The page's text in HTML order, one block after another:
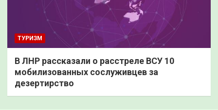
ТУРИЗМ
В ЛНР рассказали о расстреле ВСУ 10
мобилизованных сослуживцев за
дезертирство